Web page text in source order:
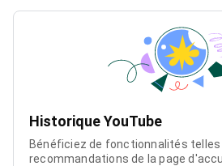
Historique YouTube
Bénéficiez de fonctionnalités telles
recommandations de la page